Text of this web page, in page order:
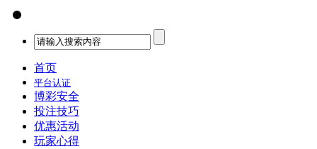
首页
平台认证
博彩安全
投注技巧
优惠活动
玩家心得